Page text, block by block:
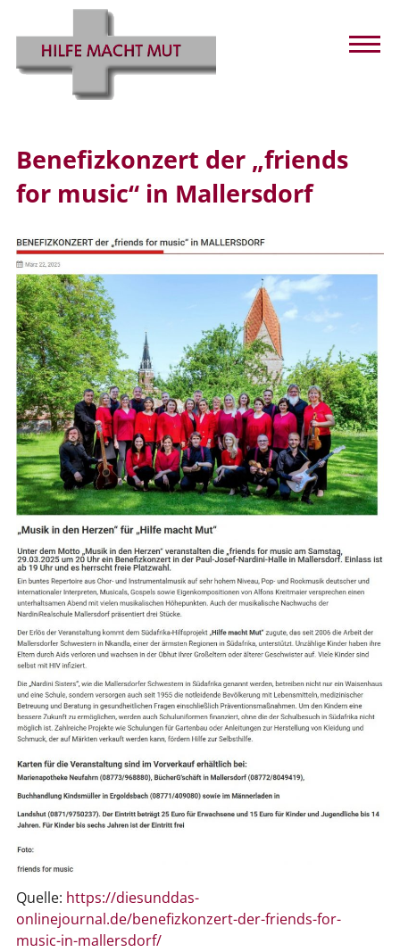
Benefizkonzert der „friends
for music“ in Mallersdorf
Quelle: https://diesunddas-
onlinejournal.de/benefizkonzert-der-friends-for-
music-in-mallersdorf/